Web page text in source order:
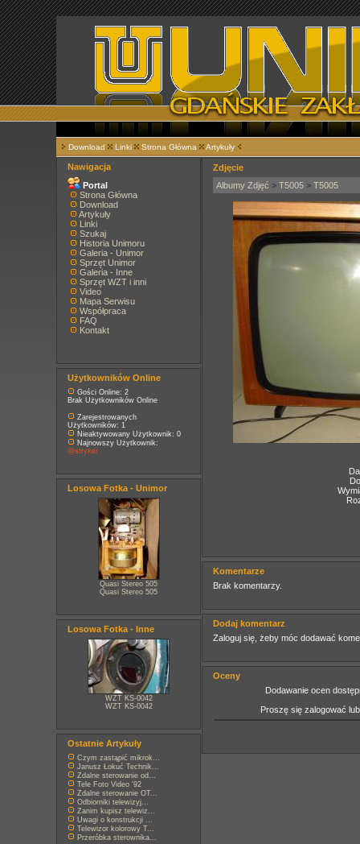
Download Linki Strona Główna Artykuły
Nawigacja
Portal
Strona Główna
Download
Artykuły
Linki
Szukaj
Historia Unimoru
Galeria - Unimor
Sprzęt Unimor
Galeria - Inne
Sprzęt WZT i inni
Video
Mapa Serwisu
Współpraca
FAQ
Kontakt
Użytkowników Online
Gości Online: 2
Brak Użytkowników Online
Zarejestrowanych
Użytkowników: 1
Nieaktywowany Użytkownik: 0
Najnowszy Użytkownik:
@stryker
Losowa Fotka - Unimor
Quasi Stereo 505
Quasi Stereo 505
Losowa Fotka - Inne
WZT KS-0042
WZT KS-0042
Ostatnie Artykuły
Czym zastąpić mikrok...
Janusz Łokuć Technik...
Zdalne sterowanie od...
Tele Foto Video '92
Zdalne sterowanie OT...
Odbiorniki telewizyj...
Zanim kupisz telewiz...
Uwagi o konstrukcji ...
Telewizor kolorowy T...
Przeróbka sterownika...
Zdjęcie
Albumy Zdjęć > T5005 > T5005
Komentarze
Brak komentarzy.
Dodaj komentarz
Zaloguj się, żeby móc dodawać
Oceny
Dodawanie ocen
Proszę się zalogować